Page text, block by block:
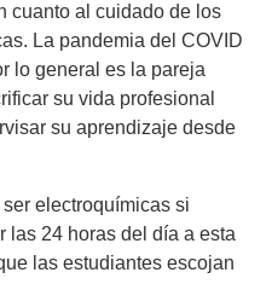
cuanto al cuidado de los
La pandemia del COVID
lo general es la pareja
su vida profesional
su aprendizaje desde
electroquímicas si
las 24 horas del día a esta
las estudiantes escojan